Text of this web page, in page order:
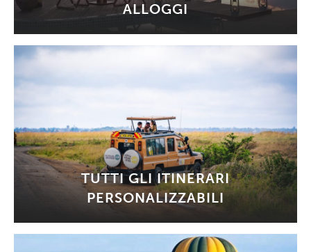
ALLOGGI
TUTTI GLI ITINERARI
PERSONALIZZABILI